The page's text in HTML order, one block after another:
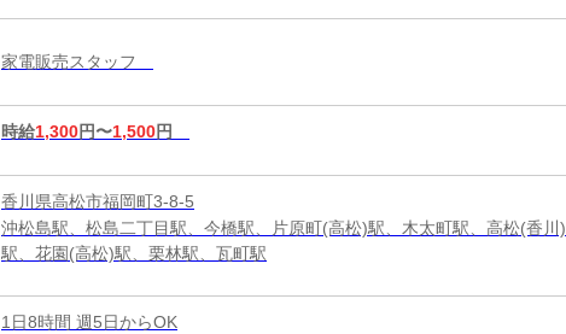
家電販売スタッフ
時給1,300円〜1,500円
香川県高松市福岡町3-8-5
沖松島駅、松島二丁目駅、今橋駅、片原町(高松)駅、木太町駅、高松(香川)
駅、花園(高松)駅、栗林駅、瓦町駅
1日8時間 週5日からOK